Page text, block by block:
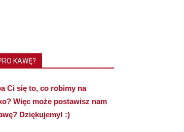
KAWĘ?
Ci się to, co robimy na
Więc może postawisz nam
Dziękujemy! :)